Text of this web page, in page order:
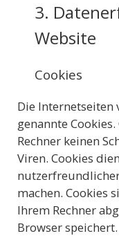
3.
Website
Cookies
Die Internetseiten
genannte
Rechner keinen
Viren. Cookies
machen. Cookies
Ihrem Rechner
Browser speichert.